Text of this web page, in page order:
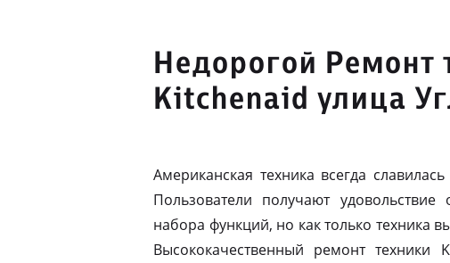
Недорогой Ремонт
Kitchenaid улица
Американская техника всегда
Пользователи получают
набора функций, но как только техника
Высококачественный ремонт техники